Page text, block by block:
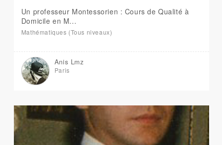
Un professeur Montessorien : Cours de Qualité à
Domicile en M...
Mathématiques (Tous niveaux)
Anis Lmz
Paris